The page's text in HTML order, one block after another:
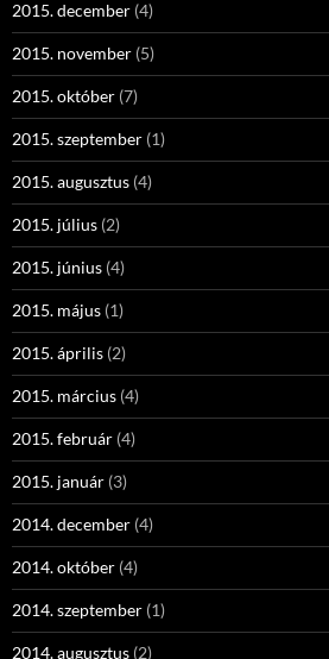
2015. december (4)
2015. november (5)
2015. október (7)
2015. szeptember (1)
2015. augusztus (4)
2015. július (2)
2015. június (4)
2015. május (1)
2015. április (2)
2015. március (4)
2015. február (4)
2015. január (3)
2014. december (4)
2014. október (4)
2014. szeptember (1)
2014. augusztus (2)